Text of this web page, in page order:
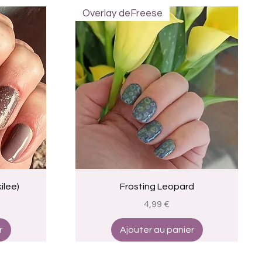
Aperçu rapide
Overlay deFreese
Frosting Leopard
Prix
4,99 €
Ajouter au panier